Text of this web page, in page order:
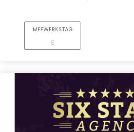
MEEWERKSTAG
E